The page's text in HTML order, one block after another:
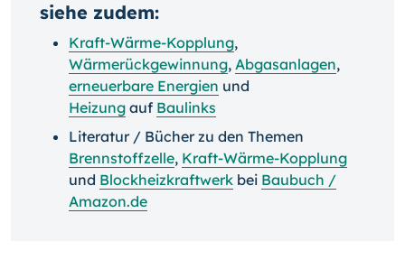
siehe zudem:
Kraft-Wärme-Kopplung,
Wärmerückgewinnung, Abgasanlagen,
erneuerbare Energien und
Heizung auf Baulinks
Literatur / Bücher zu den Themen
Brennstoffzelle, Kraft-Wärme-Kopplung
und Blockheizkraftwerk bei Baubuch /
Amazon.de